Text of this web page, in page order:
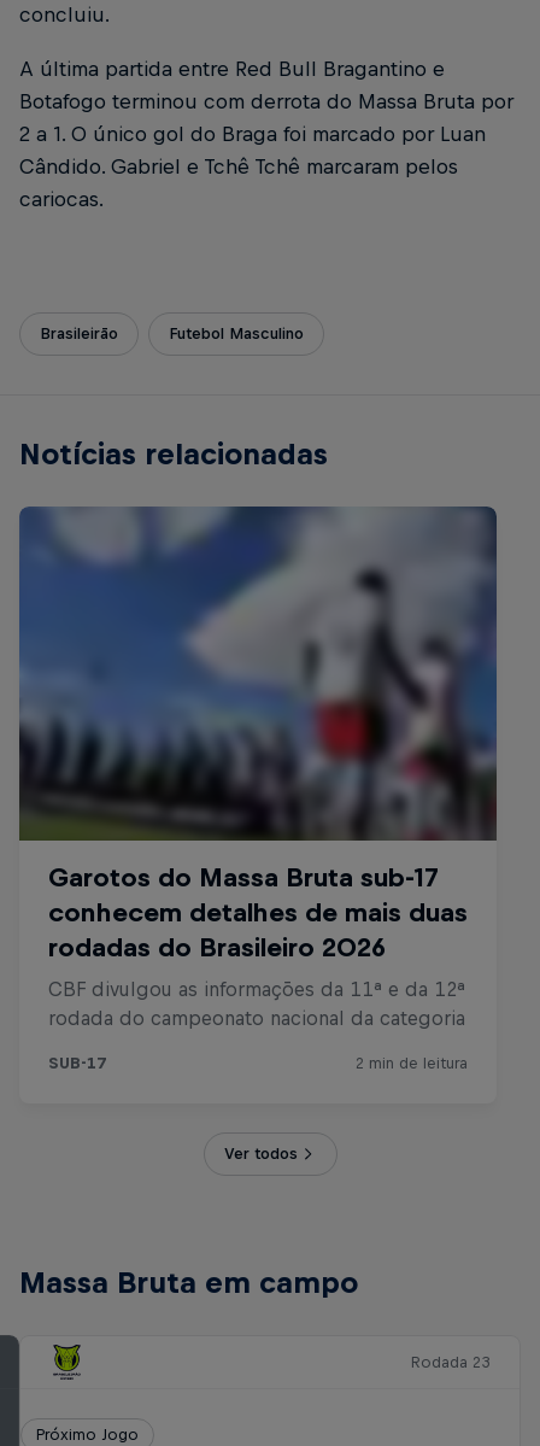
concluiu.
A última partida entre Red Bull Bragantino e
Botafogo terminou com derrota do Massa Bruta por
2 a 1. O único gol do Braga foi marcado por Luan
Cândido. Gabriel e Tchê Tchê marcaram pelos
cariocas.
Brasileirão Futebol Masculino
Notícias relacionadas
Ver todos
Massa Bruta em campo
Rodada 23
Próximo Jogo